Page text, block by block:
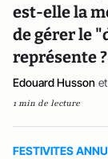
est-elle la
de gérer le
représente ?
Edouard Husson et
1 min de lecture
FESTIVITES